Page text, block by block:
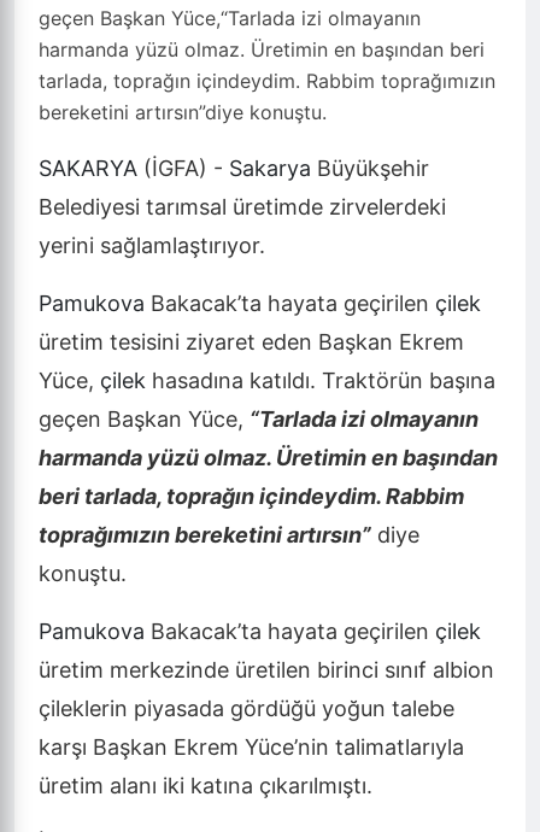
geçen Başkan Yüce,“Tarlada izi olmayanın
harmanda yüzü olmaz. Üretimin en başından beri
tarlada, toprağın içindeydim. Rabbim toprağımızın
bereketini artırsın”diye konuştu.
SAKARYA (İGFA) - Sakarya Büyükşehir
Belediyesi tarımsal üretimde zirvelerdeki
yerini sağlamlaştırıyor.
Pamukova Bakacak’ta hayata geçirilen çilek
üretim tesisini ziyaret eden Başkan Ekrem
Yüce, çilek hasadına katıldı. Traktörün başına
geçen Başkan Yüce, “Tarlada izi olmayanın
harmanda yüzü olmaz. Üretimin en başından
beri tarlada, toprağın içindeydim. Rabbim
toprağımızın bereketini artırsın” diye
konuştu.
Pamukova Bakacak’ta hayata geçirilen çilek
üretim merkezinde üretilen birinci sınıf albion
çileklerin piyasada gördüğü yoğun talebe
karşı Başkan Ekrem Yüce’nin talimatlarıyla
üretim alanı iki katına çıkarılmıştı.